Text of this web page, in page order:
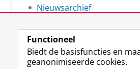
Nieuwsarchief
Functioneel
Biedt de basisfuncties en
geanonimiseerde cookies.